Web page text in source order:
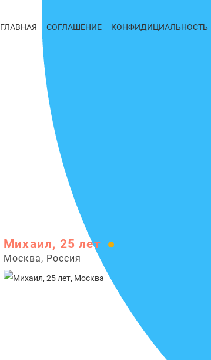
ГЛАВНАЯ СОГЛАШЕНИЕ КОНФИДИЦИАЛЬНОСТЬ
Михаил, 25 лет
Москва, Россия